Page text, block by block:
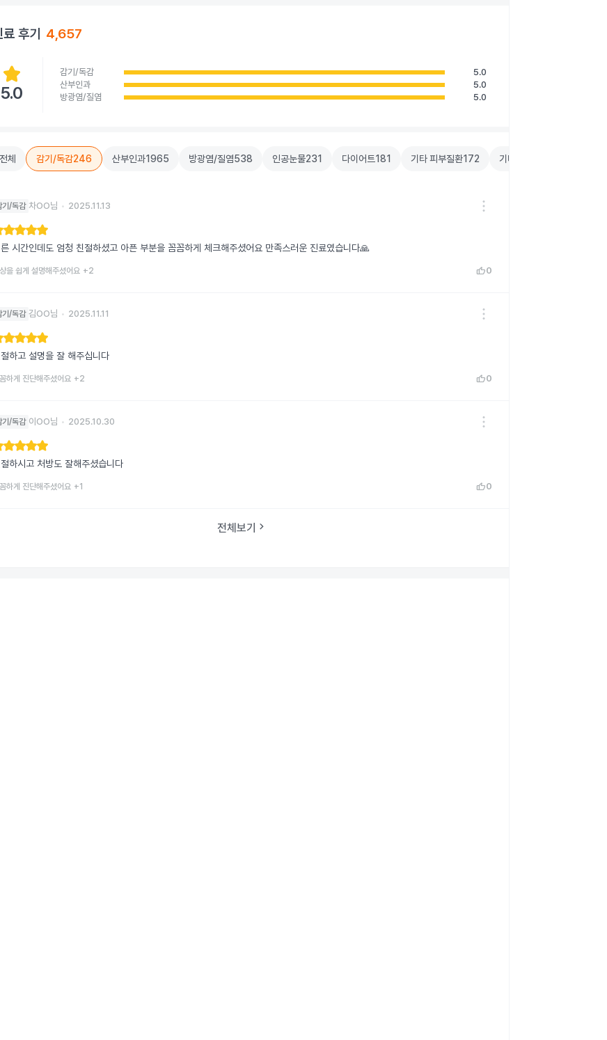
후기 4,657
5.0
감기/독감
5.0
산부인과
5.0
방광염/질염
5.0
전체 감기/독감246 산부인과1965 방광염/질염538 인공눈물231 다이어트181 기타 피부질환172 기타 여성 질환
기/독감 차OO님 • 2025.11.13
시간인데도 엄청 친절하셨고 아픈 부분을 꼼꼼하게 체크해주셨어요 만족스러운 진료였습니다🙏
을 쉽게 설명해주셨어요 +2 thumb_up0
기/독감 김OO님 • 2025.11.11
하고 설명을 잘 해주십니다
하게 진단해주셨어요 +2 thumb_up0
기/독감 이OO님 • 2025.10.30
하시고 처방도 잘해주셨습니다
하게 진단해주셨어요 +1 thumb_up0
전체보기